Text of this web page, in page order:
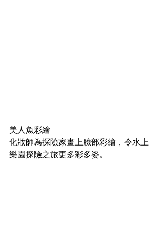
美人魚彩繪
化妝師為探險家畫上臉部彩繪，令水上
樂園探險之旅更多彩多姿。